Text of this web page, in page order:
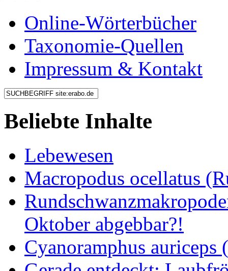
Online-Wörterbücher
Taxonomie-Quellen
Impressum & Kontakt
Beliebte Inhalte
Lebewesen
Macropodus ocellatus
Oktober abgebbar?!
Cyanoramphus